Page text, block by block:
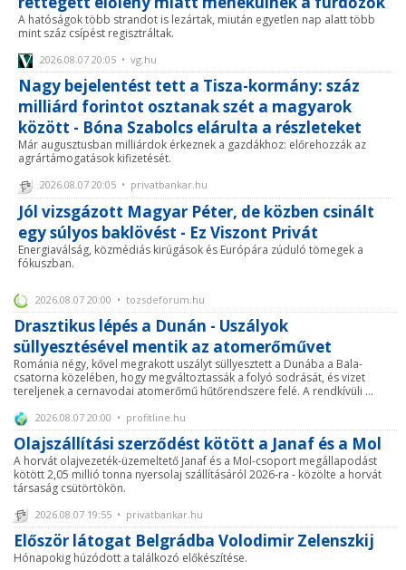
A hatóságok több strandot is lezártak, miután egyetlen nap alatt több
mint száz csípést regisztráltak.
2026.08.07 20:05 • vg.hu
Nagy bejelentést tett a Tisza-kormány: száz
milliárd forintot osztanak szét a magyarok
között - Bóna Szabolcs elárulta a részleteket
Már augusztusban milliárdok érkeznek a gazdákhoz: előrehozzák az
agrártámogatások kifizetését.
2026.08.07 20:05 • privatbankar.hu
Jól vizsgázott Magyar Péter, de közben csinált
egy súlyos baklövést - Ez Viszont Privát
Energiaválság, közmédiás kirúgások és Európára zúduló tömegek a
fókuszban.
2026.08.07 20:00 • tozsdeforum.hu
Drasztikus lépés a Dunán - Uszályok
süllyesztésével mentik az atomerőművet
Románia négy, kővel megrakott uszályt süllyesztett a Dunába a Bala-
csatorna közelében, hogy megváltoztassák a folyó sodrását, és vizet
tereljenek a cernavodai atomerőmű hűtőrendszere felé. A rendkívüli ...
2026.08.07 20:00 • profitline.hu
Olajszállítási szerződést kötött a Janaf és a Mol
A horvát olajvezeték-üzemeltető Janaf és a Mol-csoport megállapodást
kötött 2,05 millió tonna nyersolaj szállításáról 2026-ra - közölte a horvát
társaság csütörtökön.
2026.08.07 19:55 • privatbankar.hu
Először látogat Belgrádba Volodimir Zelenszkij
Hónapokig húzódott a találkozó előkészítése.